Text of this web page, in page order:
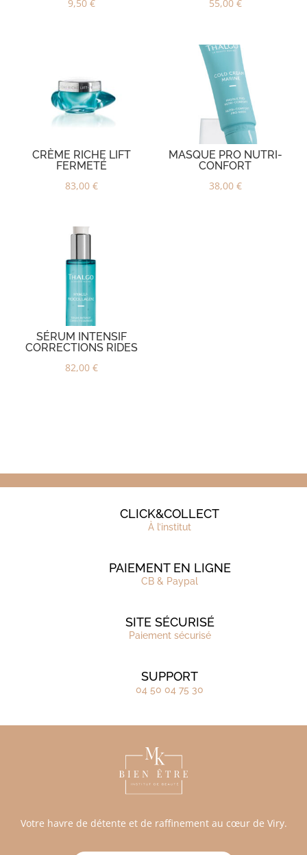
9,50€ 55,00 €
CRÈME RICHE LIFT
FERMETÉ
83,00€
MASQUE PRO NUTRI-
CONFORT
38,00 €
SÉRUM INTENSIF
CORRECTIONS RIDES
82,00€
CLICK&COLLECT
À l’institut
PAIEMENT EN LIGNE
CB & Paypal
SITE SÉCURISÉ
Paiement sécurisé
SUPPORT
04 50 04 75 30
Votre havre de détente et de raffinement au cœur de Viry.